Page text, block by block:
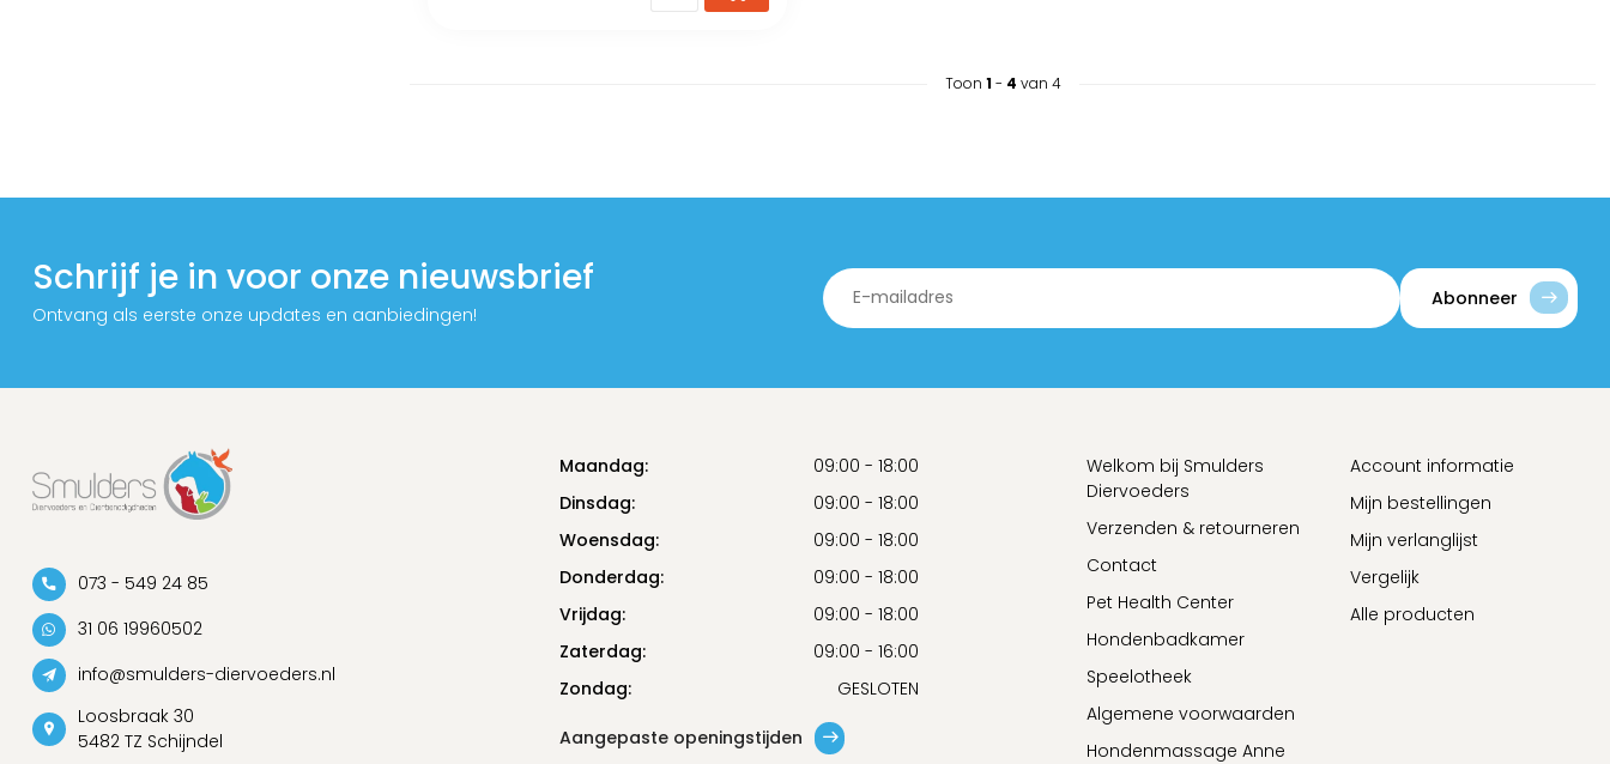
Toon 1- 4 van 4
Schrijf je in voor onze nieuwsbrief
Ontvang als eerste onze updates en aanbiedingen!
Abonneer
073 - 549 24 85
31 06 19960502
info@smulders-diervoeders.nl
Loosbraak 30
5482 TZ Schijndel
Maandag:
09:00 - 18:00
Dinsdag:
09:00 - 18:00
Woensdag:
09:00 - 18:00
Donderdag:
09:00 - 18:00
Vrijdag:
09:00 - 18:00
Zaterdag:
09:00 - 16:00
Zondag:
GESLOTEN
Aangepaste openingstijden
Welkom bij Smulders
Diervoeders
Verzenden & retourneren
Contact
Pet Health Center
Hondenbadkamer
Speelotheek
Algemene voorwaarden
Hondenmassage Anne
Account informatie
Mijn bestellingen
Mijn verlanglijst
Vergelijk
Alle producten